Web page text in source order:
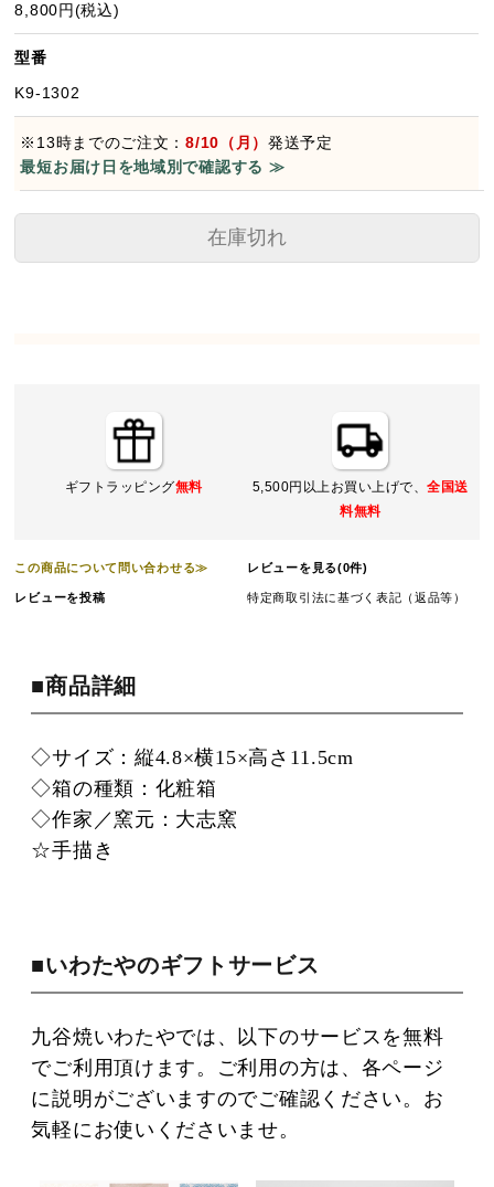
8,800円(税込)
型番
K9-1302
※13時までのご注文：8/10（月）発送予定
最短お届け日を地域別で確認する ≫
在庫切れ
ギフトラッピング無料 5,500円以上お買い上げで、全国送
料無料
この商品について問い合わせる≫ レビューを見る(0件)
レビューを投稿 特定商取引法に基づく表記（返品等）
■商品詳細
◇サイズ：縦4.8×横15×高さ11.5cm
◇箱の種類：化粧箱
◇作家／窯元：大志窯
☆手描き
■いわたやのギフトサービス
九谷焼いわたやでは、以下のサービスを無料
でご利用頂けます。ご利用の方は、各ページ
に説明がございますのでご確認ください。お
気軽にお使いくださいませ。